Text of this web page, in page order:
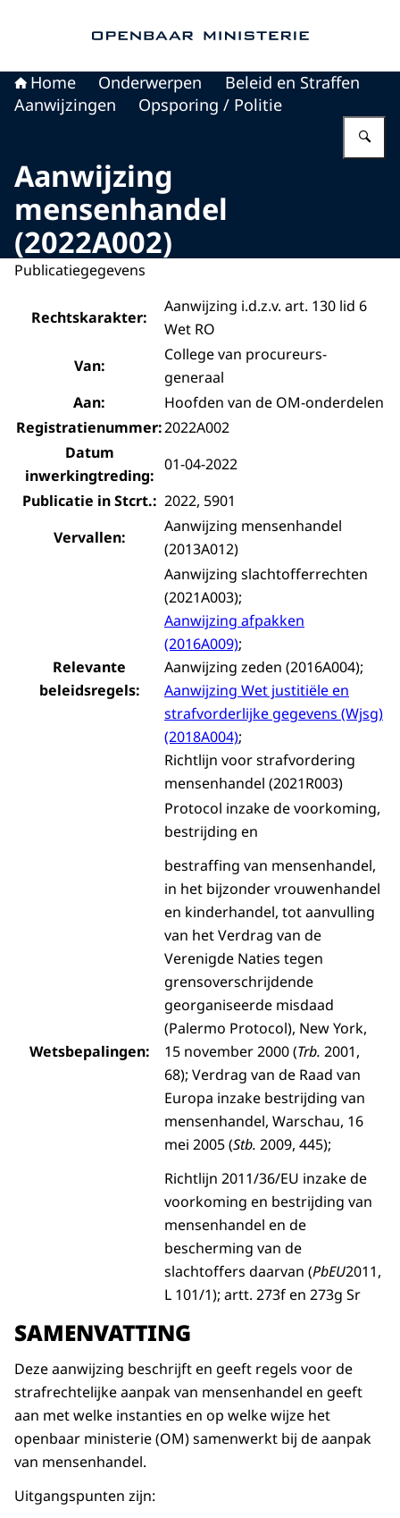
Home Onderwerpen
Beleid en Straffen
Aanwijzingen
Opsporing / Politie
Aanwijzing
mensenhandel
(2022A002)
Publicatiegegevens
Rechtskarakter:
Aanwijzing i.d.z.v. art. 130 lid 6
Wet RO
Van:
College van procureurs-
generaal
Aan:
Hoofden van de OM-onderdelen
Registratienummer:2022A002
Datum
inwerkingtreding:
01-04-2022
Publicatie in Stcrt.: 2022, 5901
Vervallen:
Aanwijzing mensenhandel
(2013A012)
Relevante
beleidsregels:
Aanwijzing slachtofferrechten
(2021A003);
Aanwijzing afpakken
(2016A009);
Aanwijzing zeden (2016A004);
Aanwijzing Wet justitiële en
strafvorderlijke gegevens (Wjsg)
(2018A004);
Richtlijn voor strafvordering
mensenhandel (2021R003)
Wetsbepalingen:
Protocol inzake de voorkoming,
bestrijding en
bestraffing van mensenhandel,
in het bijzonder vrouwenhandel
en kinderhandel, tot aanvulling
van het Verdrag van de
Verenigde Naties tegen
grensoverschrijdende
georganiseerde misdaad
(Palermo Protocol), New York,
15 november 2000 (Trb. 2001,
68); Verdrag van de Raad van
Europa inzake bestrijding van
mensenhandel, Warschau, 16
mei 2005 (Stb. 2009, 445);
Richtlijn 2011/36/EU inzake de
voorkoming en bestrijding van
mensenhandel en de
bescherming van de
slachtoffers daarvan (PbEU2011,
L 101/1); artt. 273f en 273g Sr
SAMENVATTING
Deze aanwijzing beschrijft en geeft regels voor de
strafrechtelijke aanpak van mensenhandel en geeft
aan met welke instanties en op welke wijze het
openbaar ministerie (OM) samenwerkt bij de aanpak
van mensenhandel.
Uitgangspunten zijn: